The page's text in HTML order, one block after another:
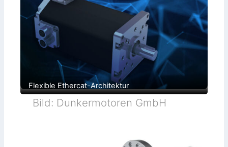
Flexible Ethercat-Architektur
Bild: Dunkermotoren GmbH